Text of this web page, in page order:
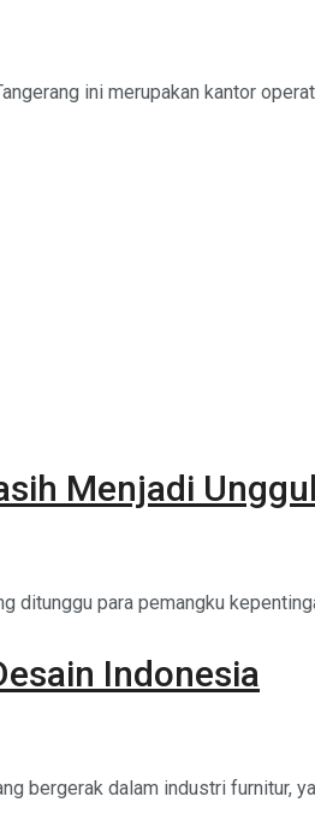
ini merupakan kantor
Menjadi
ditunggu para pemangku
Indonesia
bergerak dalam industri furnitur,